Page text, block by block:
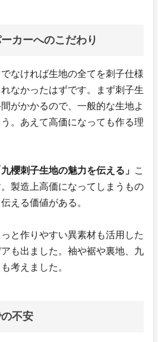
カーへのこだわり
なければ生地の全てを刺子仕様
なかったはずです。まず刺子生
がかかるので、一般的な生地よ
。あえて高価になっても作る理
九櫻刺子生地の魅力を伝える」 こ
製造上高価になってしまうもの
える価値がある。
と作りやすい異素材も活用した
も出ました。袖や裾や裏地、九
考えました。
不安